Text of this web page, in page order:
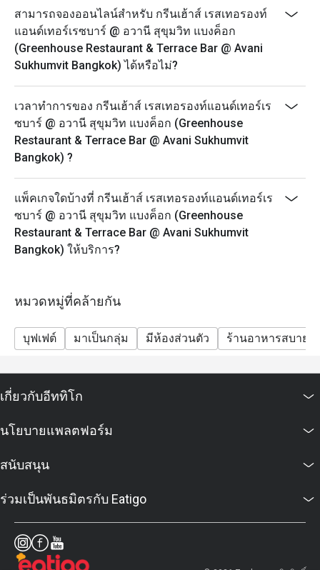
• อาหารเช้าสไตล์อเมริกันและตะวันตก
• อาหารไทยและอาหารเอเชีย
• สเตชั่นไข่
• สเตชั่นก๋วยเตี๋ยว
• ชีสและโคลด์คัท
• ซุปพิเศษประจำวัน
• ติ่มซำ
• สลัดบาร์
• ซีเรียลและนม
• อาหารมังสวิรัติและฮาลาล
• อาหารพิเศษประจำวัน
• ขนมปังและเบเกอรี่
• ผลไม้สดตามฤดูกาล
สามารถจองออนไลน์สำหรับ กรีนเฮ้าส์ เรสเทอรองท์
แอนด์เทอร์เรซบาร์ @ อวานี สุขุมวิท แบงค็อก
(Greenhouse Restaurant & Terrace Bar @ Avani
Sukhumvit Bangkok) ได้หรือไม่?
เวลาทำการของ กรีนเฮ้าส์ เรสเทอรองท์แอนด์เทอร์เร
ซบาร์ @ อวานี สุขุมวิท แบงค็อก (Greenhouse
Restaurant & Terrace Bar @ Avani Sukhumvit
Bangkok) ?
แพ็คเกจใดบ้างที่ กรีนเฮ้าส์ เรสเทอรองท์แอนด์เทอร์เร
ซบาร์ @ อวานี สุขุมวิท แบงค็อก (Greenhouse
Restaurant & Terrace Bar @ Avani Sukhumvit
Bangkok) ให้บริการ?
หมวดหมู่ที่คล้ายกัน
บุฟเฟต์ มาเป็นกลุ่ม มีห้องส่วนตัว ร้านอาหารสบายๆ
เกี่ยวกับอีททิโก
นโยบายแพลตฟอร์ม
สนับสนุน
ร่วมเป็นพันธมิตรกับ Eatigo